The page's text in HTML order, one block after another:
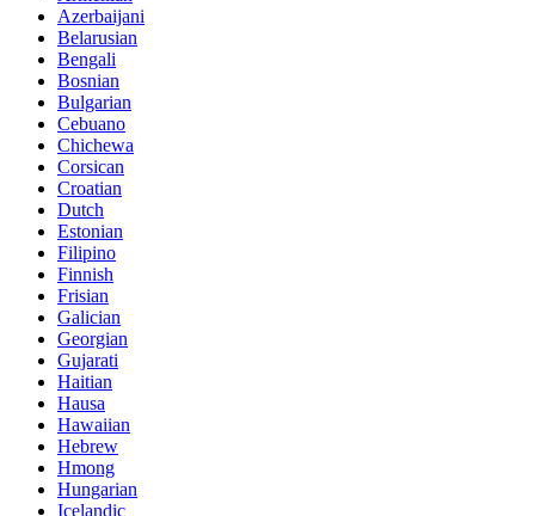
Azerbaijani
Belarusian
Bengali
Bosnian
Bulgarian
Cebuano
Chichewa
Corsican
Croatian
Dutch
Estonian
Filipino
Finnish
Frisian
Galician
Georgian
Gujarati
Haitian
Hausa
Hawaiian
Hebrew
Hmong
Hungarian
Icelandic